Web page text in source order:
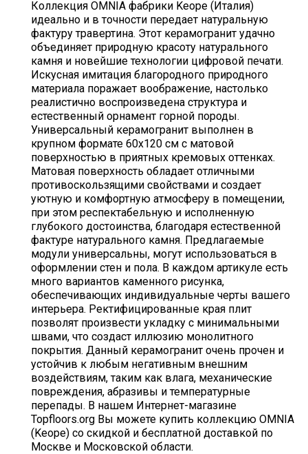
Коллекция OMNIA фабрики Keope (Италия)
идеально и в точности передает натуральную
фактуру травертина. Этот керамогранит удачно
объединяет природную красоту натурального
камня и новейшие технологии цифровой печати.
Искусная имитация благородного природного
материала поражает воображение, настолько
реалистично воспроизведена структура и
естественный орнамент горной породы.
Универсальный керамогранит выполнен в
крупном формате 60х120 см с матовой
поверхностью в приятных кремовых оттенках.
Матовая поверхность обладает отличными
противоскользящими свойствами и создает
уютную и комфортную атмосферу в помещении,
при этом респектабельную и исполненную
глубокого достоинства, благодаря естественной
фактуре натурального камня. Предлагаемые
модули универсальны, могут использоваться в
оформлении стен и пола. В каждом артикуле есть
много вариантов каменного рисунка,
обеспечивающих индивидуальные черты вашего
интерьера. Ректифицированные края плит
позволят произвести укладку с минимальными
швами, что создаст иллюзию монолитного
покрытия. Данный керамогранит очень прочен и
устойчив к любым негативным внешним
воздействиям, таким как влага, механические
повреждения, абразивы и температурные
перепады. В нашем Интернет-магазине
Topfloors.org Вы можете купить коллекцию OMNIA
(Keope) со скидкой и бесплатной доставкой по
Москве и Московской области.